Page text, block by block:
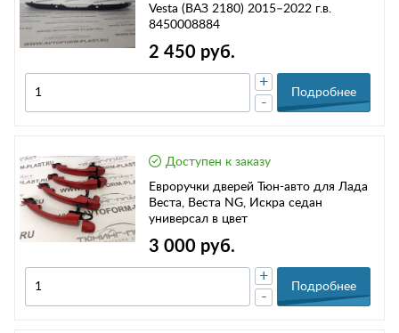
Vesta (ВАЗ 2180) 2015–2022 г.в.
8450008884
2 450 руб.
-
+
Подробнее
Доступен к заказу
Евроручки дверей Тюн-авто для Лада
Веста, Веста NG, Искра седан
универсал в цвет
3 000 руб.
-
+
Подробнее